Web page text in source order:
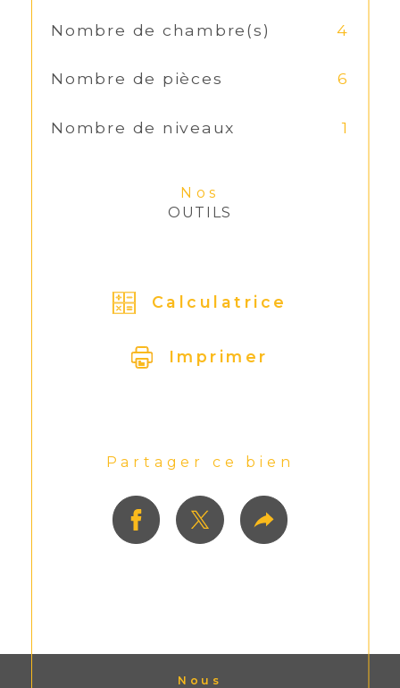
Nombre de chambre(s) 4
Nombre de pièces 6
Nombre de niveaux 1
Nos
OUTILS
Calculatrice
Imprimer
Partager ce bien
Nous